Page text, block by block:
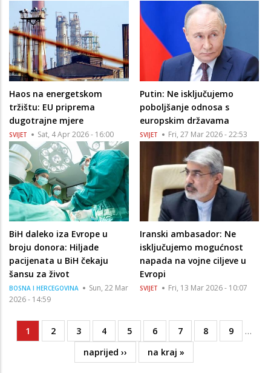
Haos na energetskom
tržištu: EU priprema
dugotrajne mjere
SVIJET Sat, 4 Apr 2026 - 16:00
Putin: Ne isključujemo
poboljšanje odnosa s
europskim državama
SVIJET Fri, 27 Mar 2026 - 22:53
BiH daleko iza Evrope u
broju donora: Hiljade
pacijenata u BiH čekaju
šansu za život
BOSNA I HERCEGOVINA
Sun, 22 Mar
2026 - 14:59
Iranski ambasador: Ne
isključujemo mogućnost
napada na vojne ciljeve u
Evropi
SVIJET Fri, 13 Mar 2026 - 10:07
Pagination
Current
page
1 Page
2 Page
3 Page
4 Page
5 Page
6 Page
7 Page
8 Page
9
…
Next
page
naprijed ››
Last
page
na kraj »